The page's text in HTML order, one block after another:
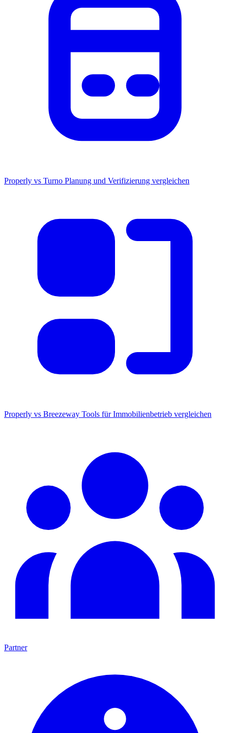
Properly vs Turno Planung und Verifizierung vergleichen
Properly vs Breezeway Tools für Immobilienbetrieb vergleichen
Partner